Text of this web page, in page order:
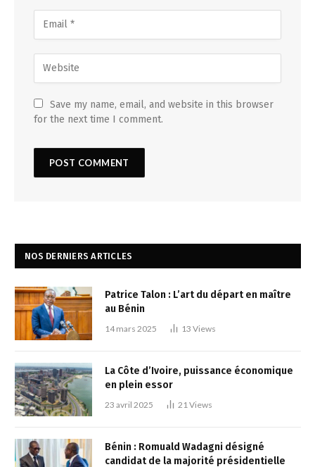
Save my name, email, and website in this browser
for the next time I comment.
NOS DERNIERS ARTICLES
Patrice Talon : L’art du départ en maître
au Bénin
14 mars 2025 13 Views
La Côte d’Ivoire, puissance économique
en plein essor
23 avril 2025 21 Views
Bénin : Romuald Wadagni désigné
candidat de la majorité présidentielle